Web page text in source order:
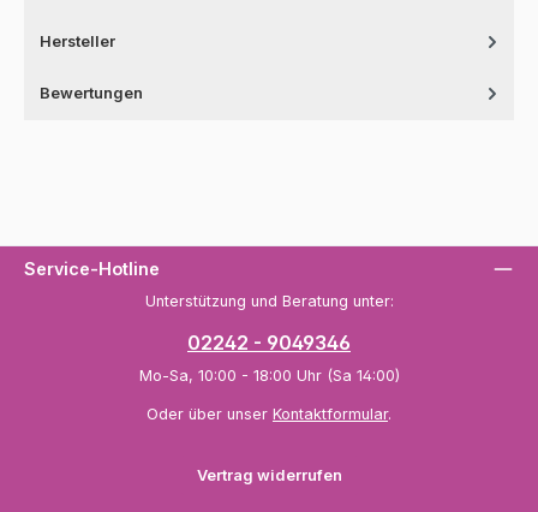
Hersteller
Bewertungen
Service-Hotline
Unterstützung und Beratung unter:
02242 - 9049346
Mo-Sa, 10:00 - 18:00 Uhr (Sa 14:00)
Oder über unser Kontaktformular.
Vertrag widerrufen